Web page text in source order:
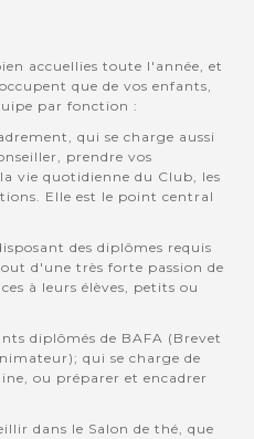
accuellies toute l'année, et
que de vos enfants,
par fonction :
qui se charge aussi
prendre vos
vie quotidienne du Club, les
Elle est le point central
des diplômes requis
d'une très forte passion de
à leurs élèves, petits ou
diplômés de BAFA (Brevet
qui se charge de
ou préparer et encadrer
dans le Salon de thé, que